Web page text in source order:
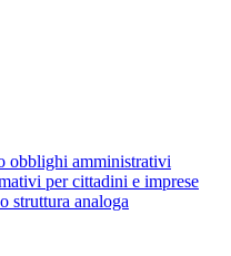
obblighi amministrativi
per cittadini e imprese
struttura analoga